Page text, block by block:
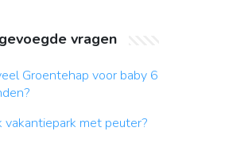
vragen
Groentehap voor baby 6
vakantiepark met peuter?